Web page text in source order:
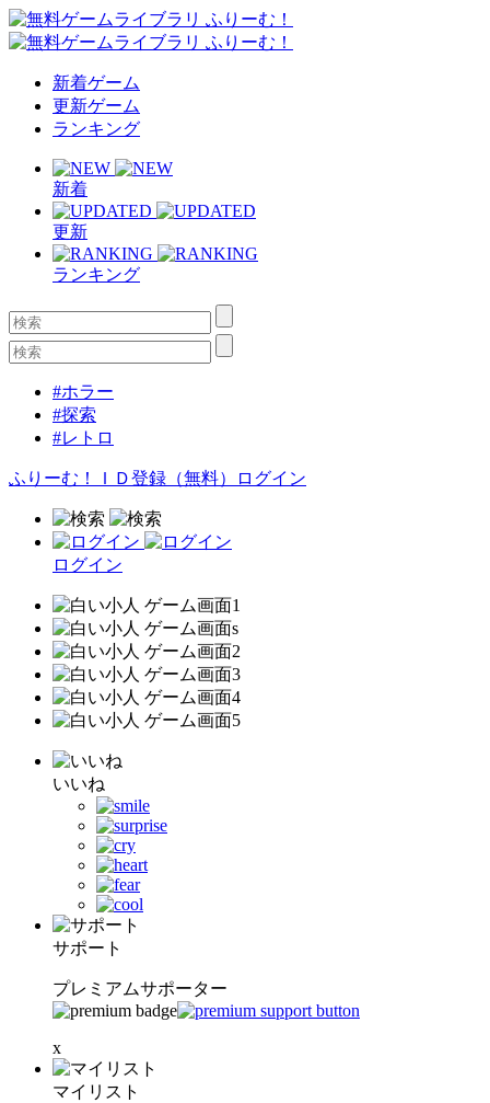
新着ゲーム
更新ゲーム
ランキング
新着
更新
ランキング
#ホラー
#探索
#レトロ
ふりーむ！ＩＤ登録（無料） ログイン
ログイン
いいね
サポート
プレミアムサポーター
x
マイリスト